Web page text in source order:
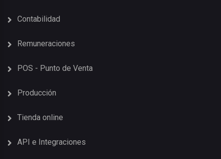
Contabilidad
Remuneraciones
POS - Punto de Venta
Producción
Tienda online
API e Integraciones